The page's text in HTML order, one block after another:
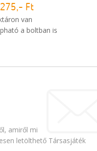
Ft
van
a boltban is
amiről mi
letölthető Társasjáték